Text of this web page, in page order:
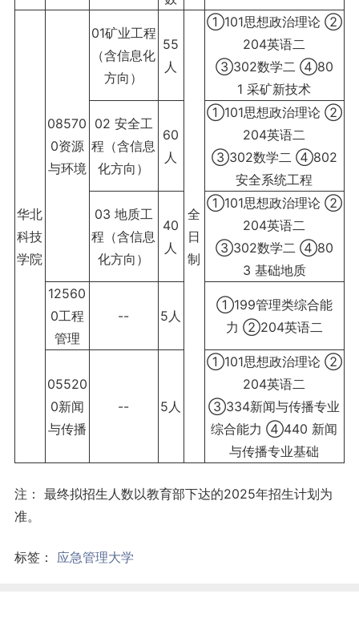
华北
科技
学院
08570
0资源
与环境
01矿业工程
（含信息化
方向）
55
人
全
日
制
①101思想政治理论 ②
204英语二
③302数学二 ④80
1 采矿新技术
02 安全工
程（含信息
化方向）
60
人
①101思想政治理论 ②
204英语二
③302数学二 ④802
安全系统工程
03 地质工
程（含信息
化方向）
40
人
①101思想政治理论 ②
204英语二
③302数学二 ④80
3 基础地质
12560
0工程
管理
-- 5人
①199管理类综合能
力 ②204英语二
05520
0新闻
与传播
-- 5人
①101思想政治理论 ②
204英语二
③334新闻与传播专业
综合能力 ④440 新闻
与传播专业基础
注： 最终拟招生人数以教育部下达的2025年招生计划为
准。
标签： 应急管理大学